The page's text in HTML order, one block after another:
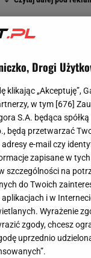
Drogi
klikając „Akceptuję”,
w tym [676]
S.A. będąca
będą przetwarzać
adresy e-mail czy
zapisane w
szczególności na
do Twoich
i w
Wyrażenie
zgody, chcesz
uprzednio